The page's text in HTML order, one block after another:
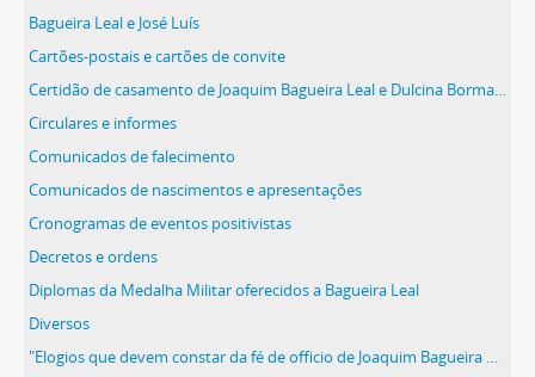
Bagueira Leal e José Luís
Cartões-postais e cartões de convite
Certidão de casamento de Joaquim Bagueira Leal e Dulcina Bormann
Circulares e informes
Comunicados de falecimento
Comunicados de nascimentos e apresentações
Cronogramas de eventos positivistas
Decretos e ordens
Diplomas da Medalha Militar oferecidos a Bagueira Leal
Diversos
"Elogios que devem constar da fé de officio de Joaquim Bagueira do Carmo Leal"